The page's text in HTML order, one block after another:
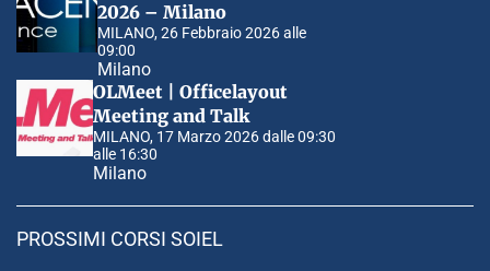
2026 – Milano
MILANO, 26 Febbraio 2026 alle
09:00
Milano
OLMeet | Officelayout
Meeting and Talk
MILANO, 17 Marzo 2026 dalle 09:30
alle 16:30
Milano
PROSSIMI CORSI SOIEL